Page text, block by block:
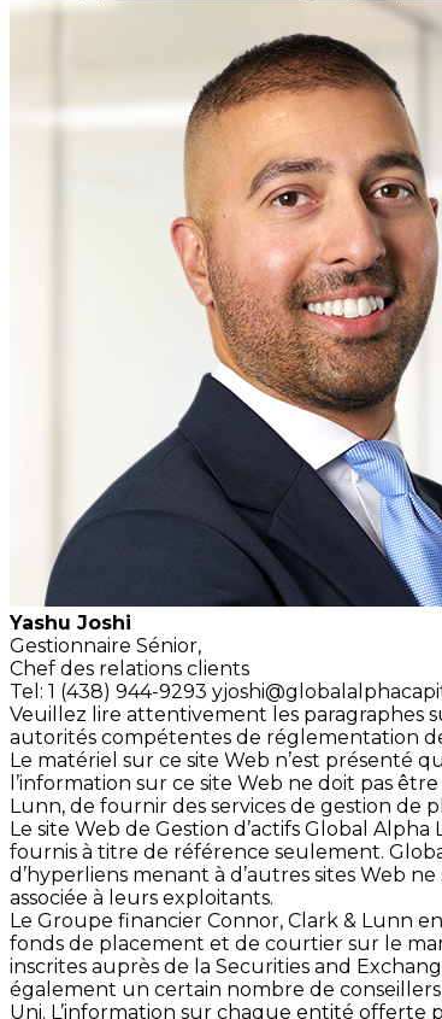
Yashu Joshi
Gestionnaire Sénior,
Chef des relations clients
Tel: 1 (438) 944-9293
Veuillez lire attentivement les paragraphes
autorités compétentes de réglementation
Le matériel sur ce site Web n’est présenté
l’information sur ce site Web ne doit pas
Lunn, de fournir des services de gestion de
Le site Web de Gestion d’actifs Global
fournis à titre de référence seulement.
d’hyperliens menant à d’autres sites Web
associée à leurs exploitants.
Le Groupe financier Connor, Clark & Lunn
fonds de placement et de courtier sur le
inscrites auprès de la Securities and
également un certain nombre de
Uni. L’information sur chaque entité offerte